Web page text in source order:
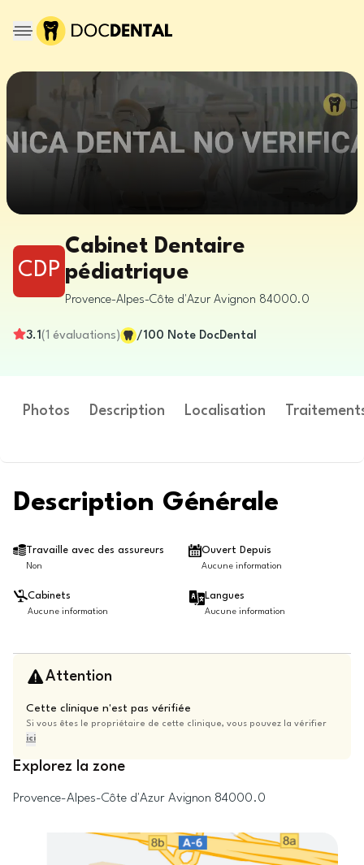
CDP
Cabinet Dentaire
pédiatrique
Provence-Alpes-Côte d'Azur Avignon 84000.0
3.1 (1 évaluations) /100 Note DocDental
Photos Description Localisation
Description Générale
Travaille avec des assureurs
Non
Ouvert Depuis
Aucune information
Cabinets
Aucune information
Langues
Aucune information
Attention
Cette clinique n'est pas vérifiée
Si vous êtes le propriétaire de cette clinique, vous pouvez la vérifier
ici
Explorez la zone
Provence-Alpes-Côte d'Azur Avignon 84000.0